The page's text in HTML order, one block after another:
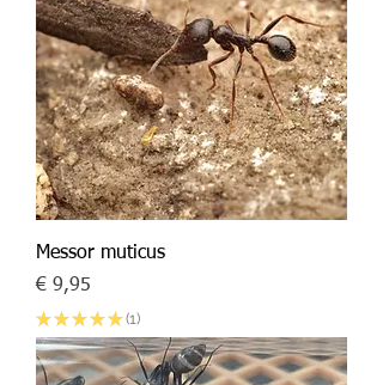
Messor muticus
Prijs
€ 9,95
★ ★ ★ ★ ★ 1
1